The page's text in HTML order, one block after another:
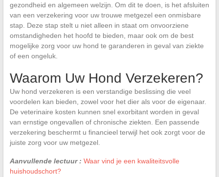
gezondheid en algemeen welzijn. Om dit te doen, is het afsluiten
van een verzekering voor uw trouwe metgezel een onmisbare
stap. Deze stap stelt u niet alleen in staat om onvoorziene
omstandigheden het hoofd te bieden, maar ook om de best
mogelijke zorg voor uw hond te garanderen in geval van ziekte
of een ongeluk.
Waarom Uw Hond Verzekeren?
Uw hond verzekeren is een verstandige beslissing die veel
voordelen kan bieden, zowel voor het dier als voor de eigenaar.
De veterinaire kosten kunnen snel exorbitant worden in geval
van ernstige ongevallen of chronische ziekten. Een passende
verzekering beschermt u financieel terwijl het ook zorgt voor de
juiste zorg voor uw metgezel.
Aanvullende lectuur : Waar vind je een kwaliteitsvolle
huishoudschort?